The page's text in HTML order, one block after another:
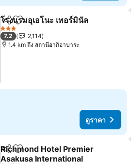
แชร์ เพิ่มในรายการโปรด
โรงแรมอุเอโนะ เทอร์มินัล
3 ดาว
7.2
2,114
1.4 km ถึง สถานีอากิฮาบาระ
ดูราคา
แชร์ เพิ่มในรายการโปรด
Richmond Hotel Premier
Asakusa International